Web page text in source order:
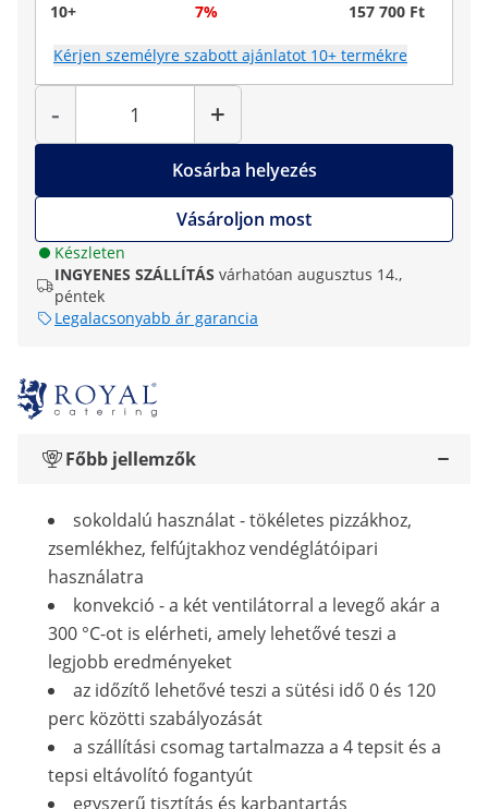
10+
7% 157 700 Ft
Kérjen személyre szabott ajánlatot 10+ termékre
-
Mennyiség
+
Kosárba helyezés
Vásároljon most
Készleten
INGYENES SZÁLLÍTÁS várhatóan augusztus 14.,
péntek
Legalacsonyabb ár garancia
Főbb jellemzők
sokoldalú használat - tökéletes pizzákhoz,
zsemlékhez, felfújtakhoz vendéglátóipari
használatra
konvekció - a két ventilátorral a levegő akár a
300 °C-ot is elérheti, amely lehetővé teszi a
legjobb eredményeket
az időzítő lehetővé teszi a sütési idő 0 és 120
perc közötti szabályozását
a szállítási csomag tartalmazza a 4 tepsit és a
tepsi eltávolító fogantyút
egyszerű tisztítás és karbantartás